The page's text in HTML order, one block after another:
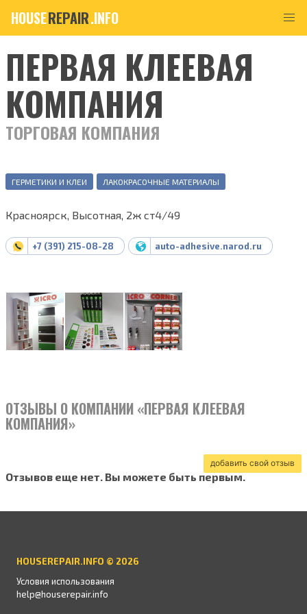
HOUSEREPAIR.INFO
ПЕРВАЯ КЛЕЕВАЯ
КОМПАНИЯ
ТОРГОВАЯ КОМПАНИЯ
ГЕРМЕТИКИ И КЛЕИ ЛАКОКРАСОЧНЫЕ МАТЕРИАЛЫ
Красноярск, Высотная, 2ж ст4/49
+7 (391) 215-08-28 auto-adhesive.narod.ru
ОТЗЫВЫ О КОМПАНИИ «ПЕРВАЯ КЛЕЕВАЯ
КОМПАНИЯ»
добавить свой отзыв
Отзывов еще нет. Вы можете быть первым.
HOUSEREPAIR.INFO © 2026
Условия использования
help@houserepair.info